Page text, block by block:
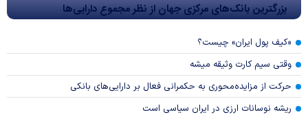
بزرگترین بانک‌های مرکزی جهان از نظر مجموع دارایی‌ها
«کیف پول ایران» چیست؟
وقتی سیم کارت وثیقه میشه
حرکت از مزایده‌محوری به حکمرانی فعال بر دارایی‌های بانکی
ریشه نوسانات ارزی در ایران سیاسی است